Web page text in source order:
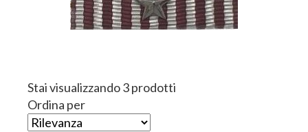
Stai visualizzando 3 prodotti
Ordina per